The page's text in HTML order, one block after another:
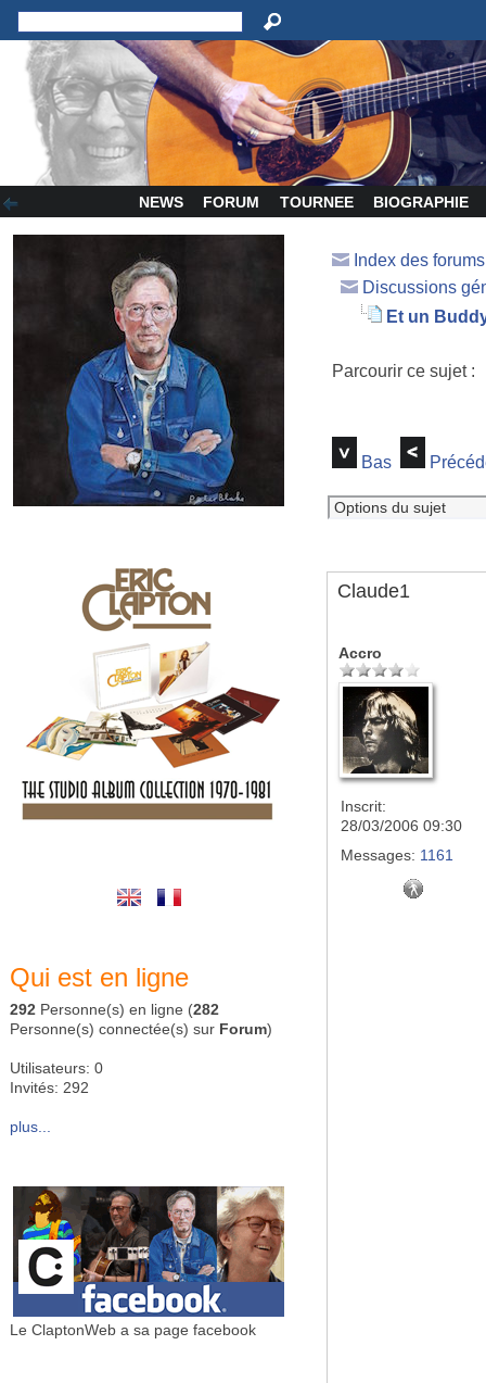
NEWS FORUM TOURNEE BIOGRAPHIE
Qui est en ligne
292 Personne(s) en ligne (282
Personne(s) connectée(s) sur Forum)
Utilisateurs: 0
Invités: 292
plus...
Le ClaptonWeb a sa page facebook
Index des
Discussions
Et un
Parcourir ce sujet
Bas
Claude1
Accro
Inscrit:
28/03/2006 09:30
Messages: 1161